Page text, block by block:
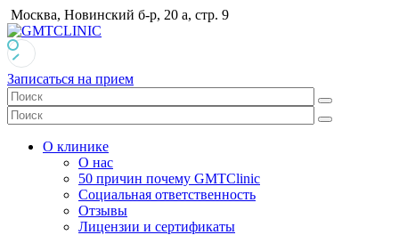
Москва, Новинский б-р, 20 а, стр. 9
Записаться на прием
О клинике
О нас
50 причин почему GMTClinic
Социальная ответственность
Отзывы
Лицензии и сертификаты